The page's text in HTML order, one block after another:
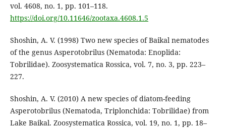
vol. 4608, no. 1, pp. 101–118.
https://doi.org/10.11646/zootaxa.4608.1.5
Shoshin, A. V. (1998) Two new species of Baikal nematodes
of the genus Asperotobrilus (Nematoda: Enoplida:
Tobrilidae). Zoosystematica Rossica, vol. 7, no. 3, pp. 223–
227.
Shoshin, A. V. (2010) A new species of diatom-feeding
Asperotobrilus (Nematoda, Triplonchida: Tobrilidae) from
Lake Baikal. Zoosystematica Rossica, vol. 19, no. 1, pp. 18–